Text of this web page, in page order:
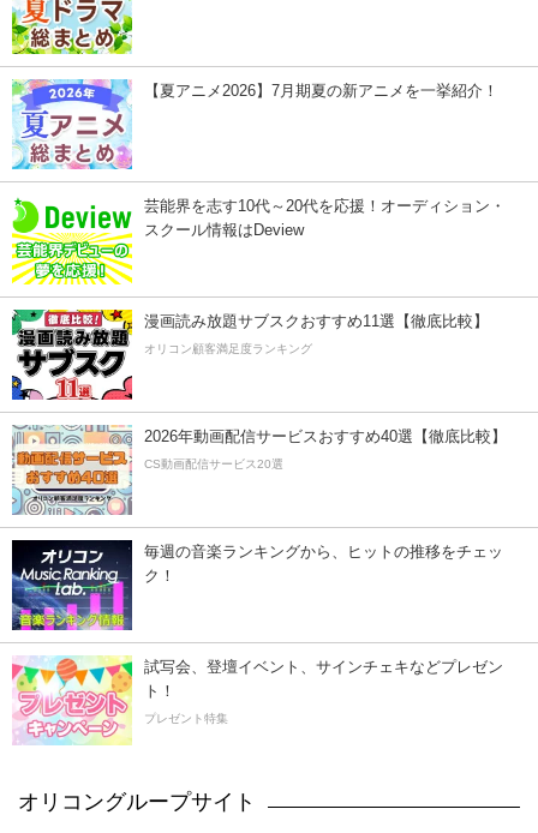
【夏アニメ2026】7月期夏の新アニメを一挙紹介！
芸能界を志す10代～20代を応援！オーディション・
スクール情報はDeview
漫画読み放題サブスクおすすめ11選【徹底比較】
オリコン顧客満足度ランキング
2026年動画配信サービスおすすめ40選【徹底比較】
CS動画配信サービス20選
毎週の音楽ランキングから、ヒットの推移をチェッ
ク！
試写会、登壇イベント、サインチェキなどプレゼン
ト！
プレゼント特集
オリコングループサイト